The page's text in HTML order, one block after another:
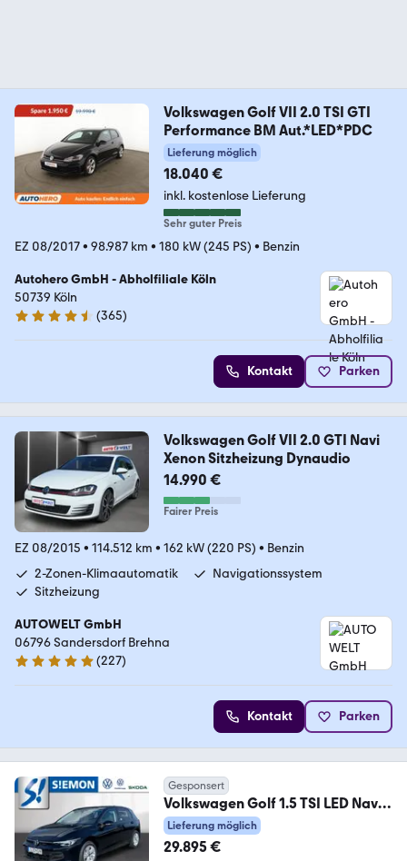
Volkswagen Golf VII 2.0 TSI GTI
Performance BM Aut.*LED*PDC
Lieferung möglich
18.040 €
inkl. kostenlose Lieferung
Sehr guter Preis
EZ 08/2017• 98.987 km • 180 kW (245 PS) • Benzin
Autohero GmbH - Abholfiliale Köln
50739 Köln
4.6 Sterne
(365)
Kontakt Parken
Volkswagen Golf VII 2.0 GTI Navi
Xenon Sitzheizung Dynaudio
14.990 €
Fairer Preis
EZ 08/2015 • 114.512 km • 162 kW (220 PS) • Benzin
2-Zonen-Klimaautomatik
Navigationssystem
Sitzheizung
AUTOWELT GmbH
06796 Sandersdorf Brehna
4.8 Sterne
(227)
Kontakt Parken
Gesponsert
Volkswagen Golf 1.5 TSI LED Navi
SHZ ACC PDC
Lieferung möglich
29.895 €